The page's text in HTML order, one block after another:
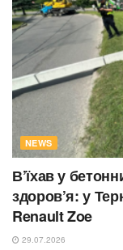
NEWS
В’їхав у
здоров’я: у
Renault Zoe
29.07.2026